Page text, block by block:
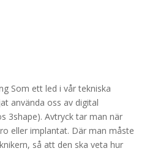
Som ett led i vår tekniska
använda oss av digital
3shape). Avtryck tar man när
eller implantat. Där man måste
så att den ska veta hur